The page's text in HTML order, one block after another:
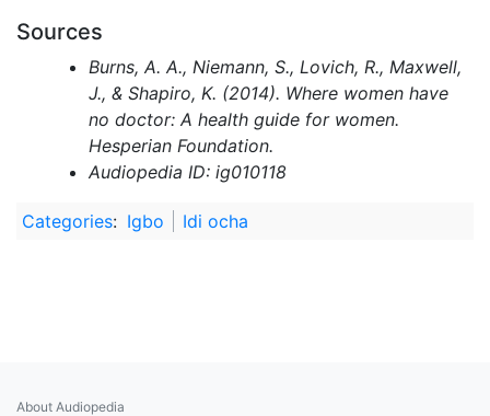
Sources
Burns, A. A., Niemann, S., Lovich, R., Maxwell,
J., & Shapiro, K. (2014). Where women have
no doctor: A health guide for women.
Hesperian Foundation.
Audiopedia ID: ig010118
Categories: Igbo Idi ocha
About Audiopedia